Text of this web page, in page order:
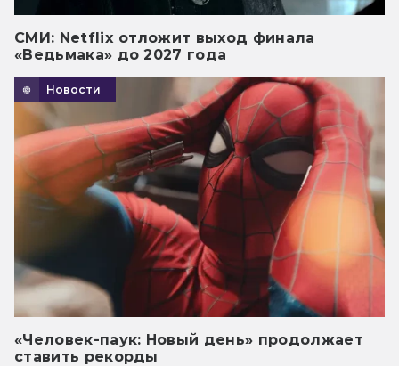
СМИ: Netflix отложит выход финала
«Ведьмака» до 2027 года
Новости
«Человек-паук: Новый день» продолжает
ставить рекорды